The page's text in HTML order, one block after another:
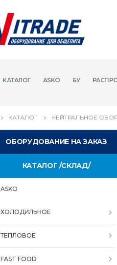
КАТАЛОГ ASKO БУ
КАТАЛОГ НЕЙТРАЛЬНОЕ
ОБОРУДОВАНИЕ НА ЗАКАЗ
КАТАЛОГ /СКЛАД/
ASKO
ХОЛОДИЛЬНОЕ
ТЕПЛОВОЕ
FAST FOOD